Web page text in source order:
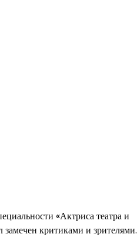
«Актриса театра и
критиками и зрителями.